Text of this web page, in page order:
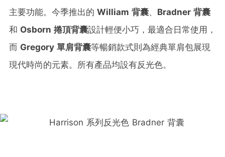
主要功能。今季推出的 William 背囊、 Bradner 背囊
和 Osborn 捲頂背囊設計輕便小巧，最適合日常使用，
而 Gregory 單肩背囊等暢銷款式則為經典單肩包展現
現代時尚的元素。所有產品均設有反光色。